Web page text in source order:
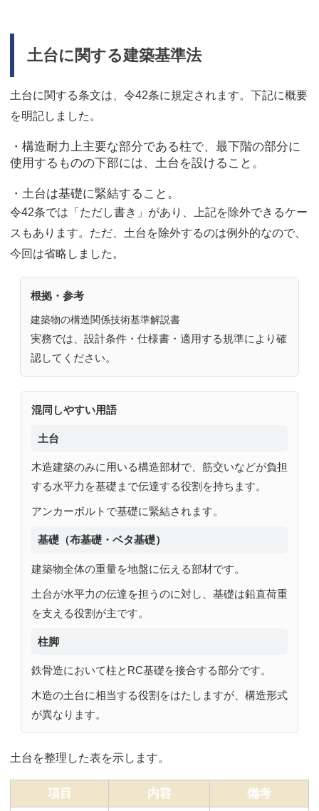
土台に関する建築基準法
土台に関する条文は、令42条に規定されます。下記に概要
を明記しました。
・構造耐力上主要な部分である柱で、最下階の部分に
使用するものの下部には、土台を設けること。
・土台は基礎に緊結すること。
令42条では「ただし書き」があり、上記を除外できるケー
スもあります。ただ、土台を除外するのは例外的なので、
今回は省略しました。
根拠・参考
建築物の構造関係技術基準解説書
実務では、設計条件・仕様書・適用する規準により確
認してください。
混同しやすい用語
土台
木造建築のみに用いる構造部材で、筋交いなどが負担
する水平力を基礎まで伝達する役割を持ちます。
アンカーボルトで基礎に緊結されます。
基礎（布基礎・ベタ基礎）
建築物全体の重量を地盤に伝える部材です。
土台が水平力の伝達を担うのに対し、基礎は鉛直荷重
を支える役割が主です。
柱脚
鉄骨造において柱とRC基礎を接合する部分です。
木造の土台に相当する役割をはたしますが、構造形式
が異なります。
土台を整理した表を示します。
項目 内容 備考